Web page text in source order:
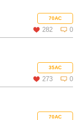
コメントを見る70AC
282 0
コメントを見る35AC
273 0
コメントを見る70AC